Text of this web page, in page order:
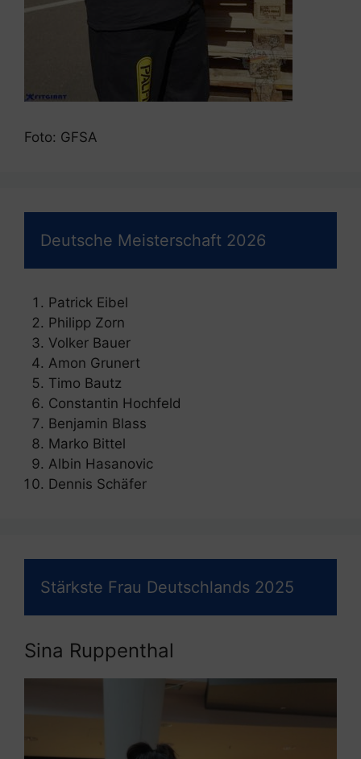
Foto: GFSA
Deutsche Meisterschaft 2026
Patrick Eibel
Philipp Zorn
Volker Bauer
Amon Grunert
Timo Bautz
Constantin Hochfeld
Benjamin Blass
Marko Bittel
Albin Hasanovic
Dennis Schäfer
Stärkste Frau Deutschlands 2025
Sina Ruppenthal